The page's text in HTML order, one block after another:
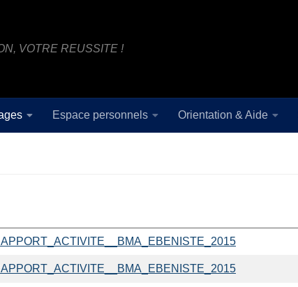
VOTRE REUSSITE !
Espace personnels Orientation & Aide